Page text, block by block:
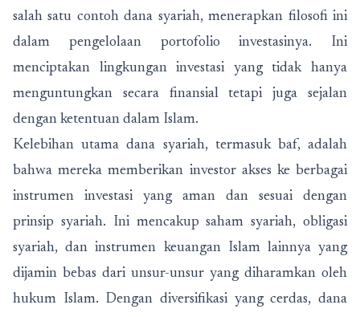
salah satu contoh dana syariah, menerapkan filosofi ini
dalam pengelolaan portofolio investasinya. Ini
menciptakan lingkungan investasi yang tidak hanya
menguntungkan secara finansial tetapi juga sejalan
dengan ketentuan dalam Islam.
Kelebihan utama dana syariah, termasuk baf, adalah
bahwa mereka memberikan investor akses ke berbagai
instrumen investasi yang aman dan sesuai dengan
prinsip syariah. Ini mencakup saham syariah, obligasi
syariah, dan instrumen keuangan Islam lainnya yang
dijamin bebas dari unsur-unsur yang diharamkan oleh
hukum Islam. Dengan diversifikasi yang cerdas, dana